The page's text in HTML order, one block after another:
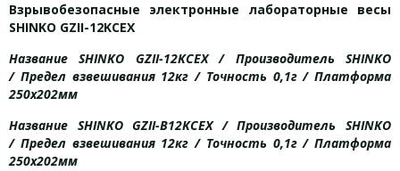
Взрывобезопасные электронные лабораторные весы
SHINKO GZII-12KCEX
Название SHINKO GZII-12KCEX / Производитель SHINKO
/ Предел взвешивания 12кг / Точность 0,1г / Платформа
250х202мм
Название SHINKO GZII-B12KCEX / Производитель SHINKO
/ Предел взвешивания 12кг / Точность 0,1г / Платформа
250х202мм